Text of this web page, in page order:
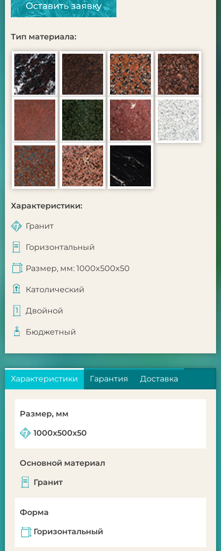
Оставить заявку
Тип материала:
Характеристики:
Гранит
Горизонтальный
Размер, мм: 1000x500x50
Католический
Двойной
Бюджетный
Характеристики Гарантия Доставка
Размер, мм
1000x500x50
Основной материал
Гранит
Форма
Горизонтальный